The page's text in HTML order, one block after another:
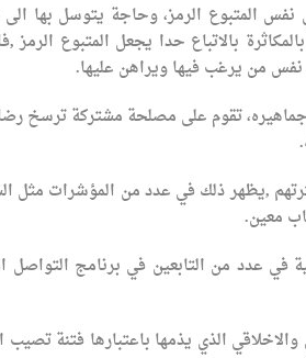
المتبوع الرمز، وحاجة يتوسل بها الى
بالاتباع حدا يجعل المتبوع
نفس من يرغب فيها ويراهن عليها.
تقوم على مصلحة مشتركة ترسخ
,يظهر ذلك في عدد من المؤشرات
معين.
عدد من التابعين في برنامج التواصل
والاخلاقي الذي يذمها باعتبارها فتنة